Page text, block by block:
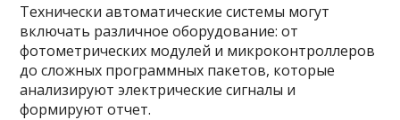
Технически автоматические системы могут
включать различное оборудование: от
фотометрических модулей и микроконтроллеров
до сложных программных пакетов, которые
анализируют электрические сигналы и
формируют отчет.